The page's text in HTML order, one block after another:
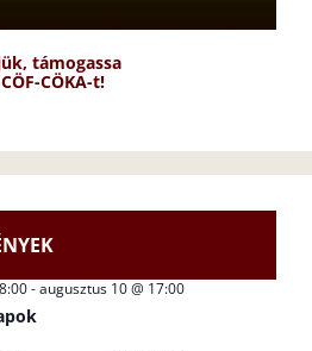
támogassa
CÖKA-t!
-augusztus 10 @ 17:00